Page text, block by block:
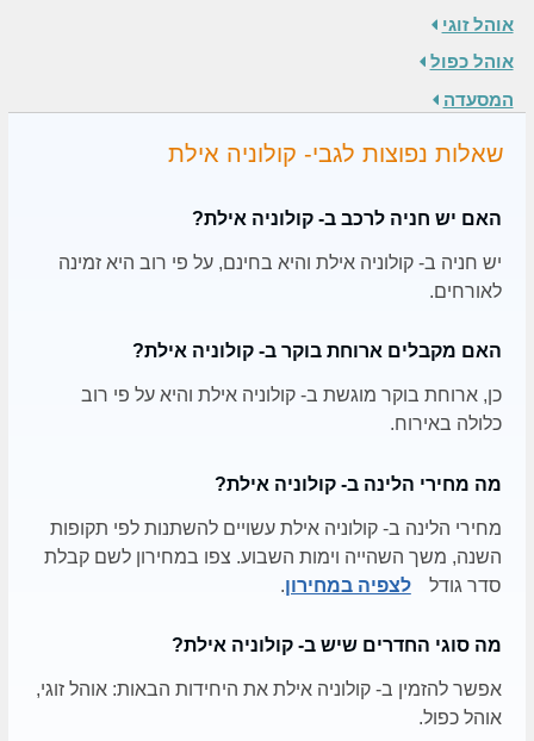
אוהל זוגי
אוהל כפול
המסעדה
שאלות נפוצות לגבי- קולוניה אילת
האם יש חניה לרכב ב- קולוניה אילת?
יש חניה ב- קולוניה אילת והיא בחינם, על פי רוב היא זמינה
לאורחים.
האם מקבלים ארוחת בוקר ב- קולוניה אילת?
כן, ארוחת בוקר מוגשת ב- קולוניה אילת והיא על פי רוב
כלולה באירוח.
מה מחירי הלינה ב- קולוניה אילת?
מחירי הלינה ב- קולוניה אילת עשויים להשתנות לפי תקופות
השנה, משך השהייה וימות השבוע. צפו במחירון לשם קבלת
סדר גודל
לצפיה במחירון.
מה סוגי החדרים שיש ב- קולוניה אילת?
אפשר להזמין ב- קולוניה אילת את היחידות הבאות: אוהל זוגי,
אוהל כפול.